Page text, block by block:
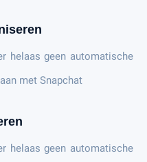
helaas geen automatische
met Snapchat
helaas geen automatische